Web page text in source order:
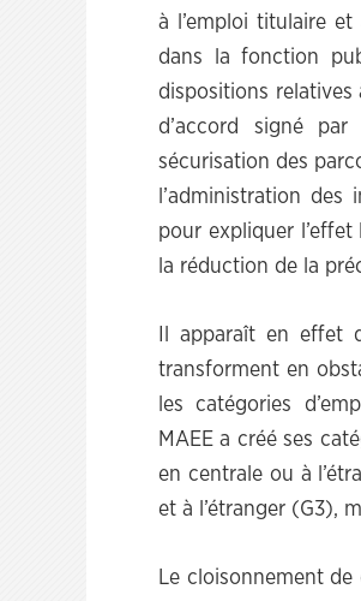
à l’emploi titulaire
dans la fonction
dispositions
d’accord signé
sécurisation des
l’administration
pour expliquer
la réduction de la
Il apparaît en effet
transforment en
les catégories
MAEE a créé ses
en centrale ou à
et à l’étranger (G3),
Le cloisonnement de